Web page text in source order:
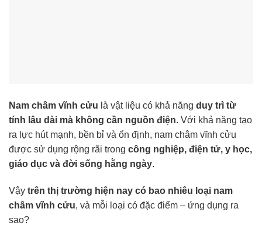
Nam châm vĩnh cửu là vật liệu có khả năng duy trì từ
tính lâu dài mà không cần nguồn điện. Với khả năng tạo
ra lực hút mạnh, bền bỉ và ổn định, nam châm vĩnh cửu
được sử dụng rộng rãi trong công nghiệp, điện tử, y học,
giáo dục và đời sống hằng ngày.
Vậy trên thị trường hiện nay có bao nhiêu loại nam
châm vĩnh cửu, và mỗi loại có đặc điểm – ứng dụng ra
sao?